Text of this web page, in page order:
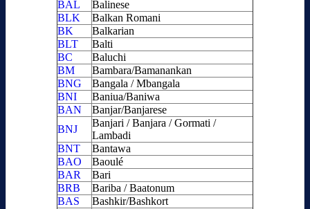
BAL
Balinese
BLK
Balkan Romani
BK
Balkarian
BLT
Balti
BC
Baluchi
BM
Bambara/Bamanankan
BNG
Bangala / Mbangala
BNI
Baniua/Baniwa
BAN
Banjar/Banjarese
BNJ
Banjari / Banjara / Gormati /
Lambadi
BNT
Bantawa
BAO
Baoulé
BAR
Bari
BRB
Bariba / Baatonum
BAS
Bashkir/Bashkort